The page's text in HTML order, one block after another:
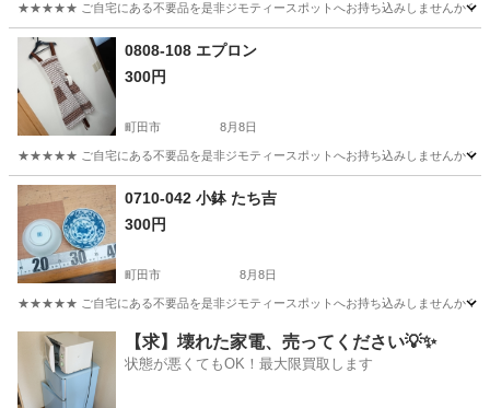
★★★★★ ご自宅にある不要品を是非ジモティースポットへお持ち込みしませんか？
東京 町田市 九谷焼
0808-108 エプロン
300円
町田市 8月8日
★★★★★ ご自宅にある不要品を是非ジモティースポットへお持ち込みしませんか？
東京 町田市 エプロン
0710-042 小鉢 たち吉
300円
町田市 8月8日
★★★★★ ご自宅にある不要品を是非ジモティースポットへお持ち込みしませんか？
東京 町田市 食器 小鉢
【求】壊れた家電、売ってください💡✨
状態が悪くてもOK！最大限買取します